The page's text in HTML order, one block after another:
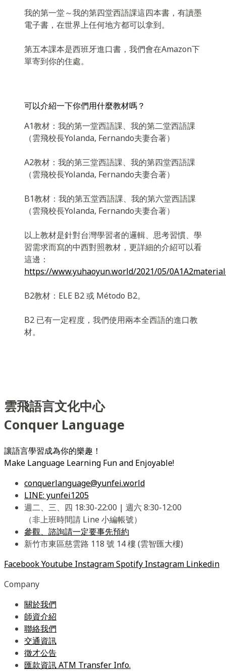
我的第一堂～我的第四堂西語課這四本書，有讀墨
電子書，在世界上任何地方都可以拿到。
第五本課本是西班牙進口書，我們會在Amazon下
單寄到你的住處。
可以介紹一下你們用什麼教材嗎？
A1教材：我的第一堂西語課、我的第二堂西語課
（雲飛校長Yolanda, Fernando夫妻合著）
A2教材：我的第三堂西語課、我的第四堂西語課
（雲飛校長Yolanda, Fernando夫妻合著）
B1教材：我的第五堂西語課、我的第六堂西語課
（雲飛校長Yolanda, Fernando夫妻合著）
以上教材是針對台灣學習者的邏輯、思考習慣、學
習需求而寫的中西對照教材，更詳細的介紹可以看
這邊：
https://www.yuhaoyun.world/2021/05/
B2教材：ELE B2 或 Método B2。
B2 已有一定程度，我們使用兩本全西語的進口教
材。
雲飛語言文化中心
Conquer Language
讓語言學習成為你的樂趣！
Make Language Learning Fun and Enjoyable!
conquerlanguage@yunfei.world
LINE: yunfei1205
週二、三、四 18:30-22:00 | 週六 8:30-12:00
（非上班時間請 Line 小編帳號）
參觀、諮詢請一定要事先預約
新竹市東區慈雲路 118 號 14 樓 (雲智匯大樓)
FacebookYoutube InstagramSpotify Instagram Linkedin
Company
關於我們
師資介紹
聯絡我們
交通資訊
徵才公告
匯款資訊 ATM Transfer Info.